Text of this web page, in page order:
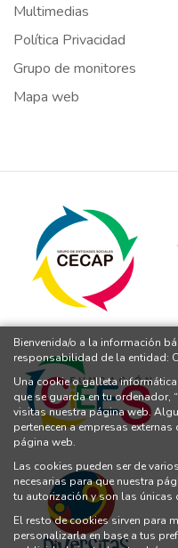
Multimedias
Política Privacidad
Grupo de monitores
Mapa web
Bienvenida/o a la información
responsabilidad de la entidad:
Una cookie o galleta
que se guarda en tu ordenador,
visitas nuestra página web.
pertenecen a empresas
página web.
Las cookies pueden ser de
necesarias para que nuestra
tu autorización y son las únicas
El resto de cookies sirven para
personalizarla en base a tus